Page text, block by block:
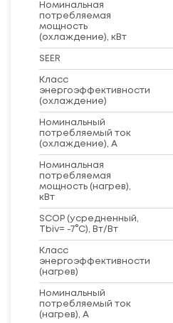
Номинальная
потребляемая
мощность
(охлаждение), кВт
SEER
Класс
энергоэффективности
(охлаждение)
Номинальный
потребляемый ток
(охлаждение), А
Номинальная
потребляемая
мощность (нагрев),
кВт
SCOP (усредненный,
Tbiv= -7°C), Вт/Вт
Класс
энергоэффективности
(нагрев)
Номинальный
потребляемый ток
(нагрев), А